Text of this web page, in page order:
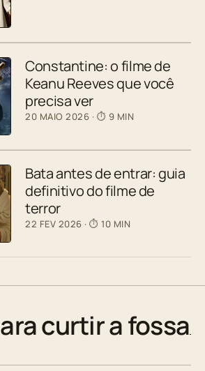
Constantine: o filme de
Keanu Reeves que você
precisa ver
20 MAIO 2026 · ⏱ 9 MIN
Bata antes de entrar: guia
definitivo do filme de
terror
22 FEV 2026 · ⏱ 10 MIN
curtir a fossa